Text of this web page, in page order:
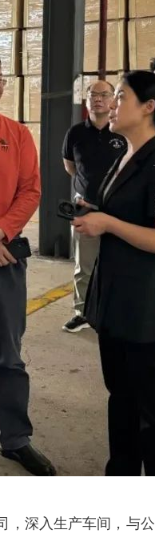
深入生产车间，与